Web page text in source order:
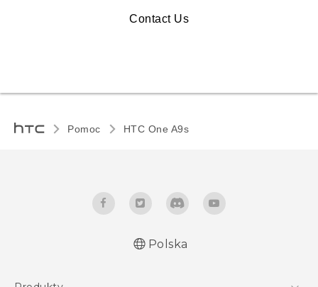
Contact Us
Pomoc HTC One A9s‎
Polska